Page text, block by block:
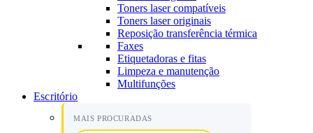
Toners laser compatíveis
Toners laser originais
Reposição transferência térmica
Faxes
Etiquetadoras e fitas
Limpeza e manutenção
Multifunções
Escritório
MAIS PROCURADAS